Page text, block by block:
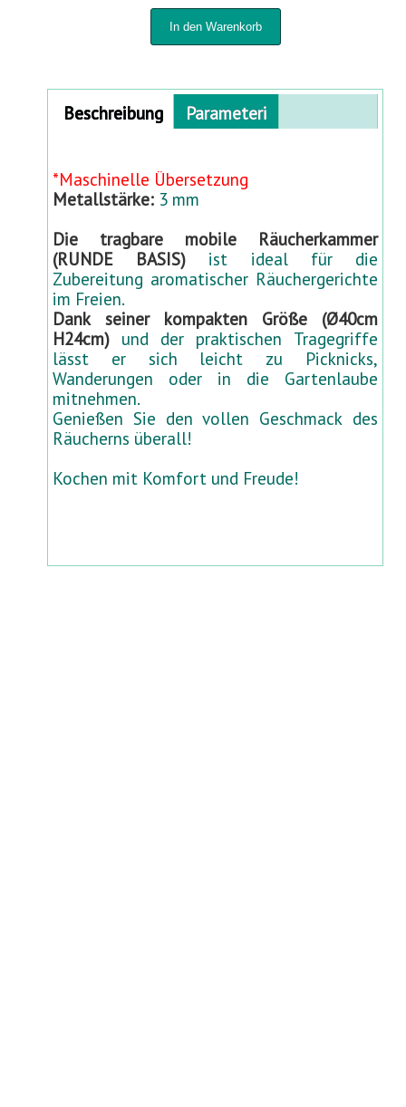
TÖPFE FÜR PFLANZEN UND UMPFLANZEN
STABMATTENZÄUNE 3D- 2D
BABYARTIKEL UND BABYAUSSTATTUNG
TIERBEDARF
Horizontal Tabs
Beschreibung
Parameteri
*Maschinelle Übersetzung
Metallstärke: 3 mm
Die tragbare mobile Räucherkammer
(RUNDE BASIS) ist ideal für die
Zubereitung aromatischer Räuchergerichte
im Freien.
Dank seiner kompakten Größe (Ø40cm
H24cm) und der praktischen Tragegriffe
lässt er sich leicht zu Picknicks,
Wanderungen oder in die Gartenlaube
mitnehmen.
Genießen Sie den vollen Geschmack des
Räucherns überall!
Kochen mit Komfort und Freude!